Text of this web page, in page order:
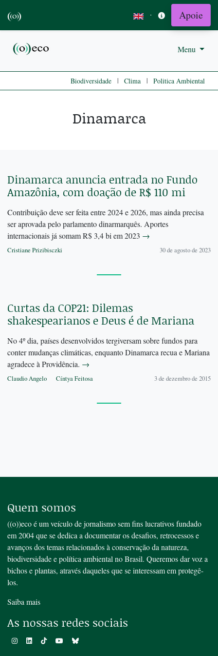
· Apoie
Menu
Biodiversidade | Clima | Politica Ambiental
Dinamarca
Dinamarca anuncia entrada no Fundo
Amazônia, com doação de R$ 110 mi
Contribuição deve ser feita entre 2024 e 2026, mas ainda precisa
ser aprovada pelo parlamento dinarmarquês. Aportes
internacionais já somam R$ 3,4 bi em 2023 →
Cristiane Prizibisczki 30 de agosto de 2023
Curtas da COP21: Dilemas
shakespearianos e Deus é de Mariana
No 4º dia, países desenvolvidos tergiversam sobre fundos para
conter mudanças climáticas, enquanto Dinamarca recua e Mariana
agradece à Providência. →
Claudio Angelo Cíntya Feitosa 3 de dezembro de 2015
Quem somos
((o))eco é um veículo de jornalismo sem fins lucrativos fundado
em 2004 que se dedica a documentar os desafios, retrocessos e
avanços dos temas relacionados à conservação da natureza,
biodiversidade e política ambiental no Brasil. Queremos dar voz a
bichos e plantas, através daqueles que se interessam em protegê-
los.
Saiba mais
As nossas redes sociais